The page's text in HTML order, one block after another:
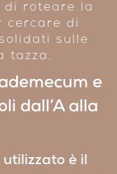
di roteare la
cercare di
sulle
tazza.
e
dall’A alla
utilizzato è il